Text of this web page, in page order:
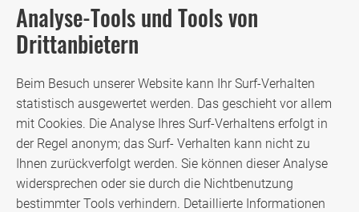
Analyse-Tools und Tools von
Drittanbietern
Beim Besuch unserer Website kann Ihr Surf-Verhalten
statistisch ausgewertet werden. Das geschieht vor allem
mit Cookies. Die Analyse Ihres Surf-Verhaltens erfolgt in
der Regel anonym; das Surf- Verhalten kann nicht zu
Ihnen zurückverfolgt werden. Sie können dieser Analyse
widersprechen oder sie durch die Nichtbenutzung
bestimmter Tools verhindern. Detaillierte Informationen